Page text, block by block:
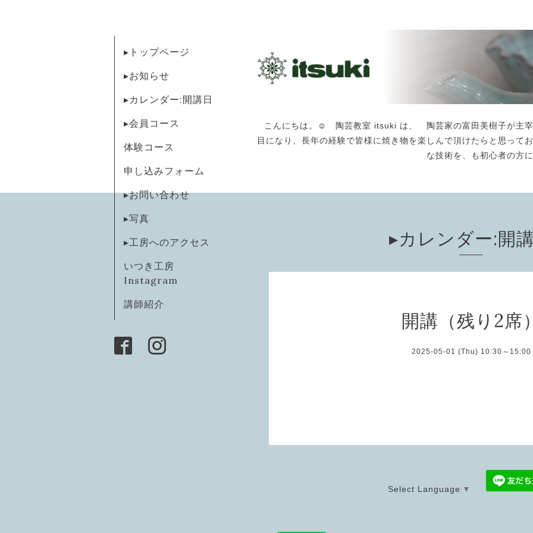
こんにちは。☺️ 陶芸教室 itsuki は、 陶芸家の富田美樹子が主
目になり、長年の経験で皆様に焼き物を楽しんで頂けたらと思っ
な技術を、も初心者の
▸トップページ
▸お知らせ
▸カレンダー:開講日
▸会員コース
体験コース
申し込みフォーム
▸お問い合わせ
▸写真
▸工房へのアクセス
いつき工房
Instagram
講師紹介
▸カレンダー:開
開講（残り2席
2025-05-01 (Thu) 10:30～15:00
Select Language ▼